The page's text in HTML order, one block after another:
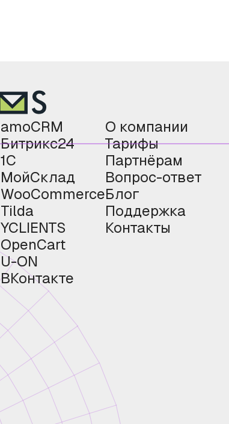
amoCRM
Битрикс24
1С
МойСклад
WooCommerce
Tilda
YCLIENTS
OpenCart
U-ON
ВКонтакте
О компании
Тарифы
Партнёрам
Вопрос-ответ
Блог
Поддержка
Контакты